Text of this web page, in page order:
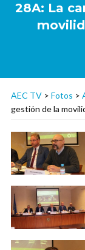
28A: La
AEC TV > Fotos >
gestión de la